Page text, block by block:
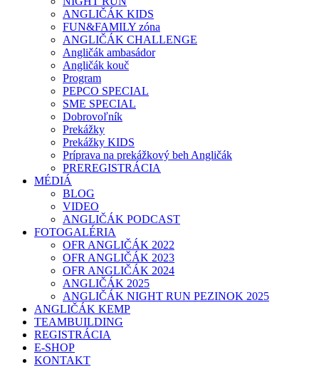
ANGLIČÁK KIDS
FUN&FAMILY zóna
ANGLIČÁK CHALLENGE
Angličák ambasádor
Angličák kouč
Program
PEPCO SPECIAL
SME SPECIAL
Dobrovoľník
Prekážky
Prekážky KIDS
Príprava na prekážkový beh Angličák
PREREGISTRÁCIA
MÉDIÁ
BLOG
VIDEO
ANGLIČÁK PODCAST
FOTOGALÉRIA
OFR ANGLIČÁK 2022
OFR ANGLIČÁK 2023
OFR ANGLIČÁK 2024
ANGLIČÁK 2025
ANGLIČÁK NIGHT RUN PEZINOK 2025
ANGLIČÁK KEMP
TEAMBUILDING
REGISTRÁCIA
E-SHOP
KONTAKT